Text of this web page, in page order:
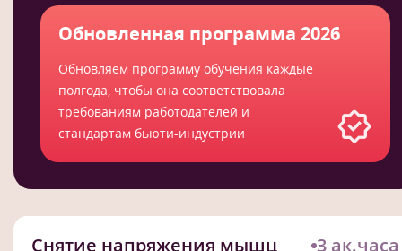
Обновленная программа 2026
Обновляем программу обучения каждые
полгода, чтобы она соответствовала
требованиям работодателей и
стандартам бьюти-индустрии
Снятие напряжения мышц
3 ак.часа